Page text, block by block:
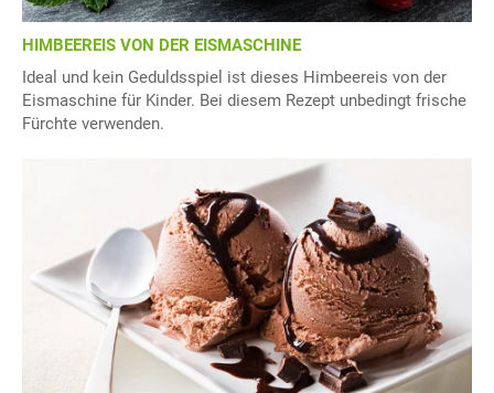
HIMBEEREIS VON DER EISMASCHINE
Ideal und kein Geduldsspiel ist dieses Himbeereis von der
Eismaschine für Kinder. Bei diesem Rezept unbedingt frische
Fürchte verwenden.